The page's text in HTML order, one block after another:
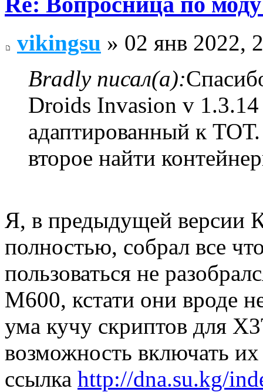
vikingsu » 02 янв 2022,
Bradly писал(а):
Droids Invasion v 1.3.14
адаптированный к
второе найти
Я, в предыдущей версии
полностью, собрал все
пользоваться не
M600, кстати они вроде
ума кучу скриптов для
возможность включать
ссылка http://dna.su.kg/